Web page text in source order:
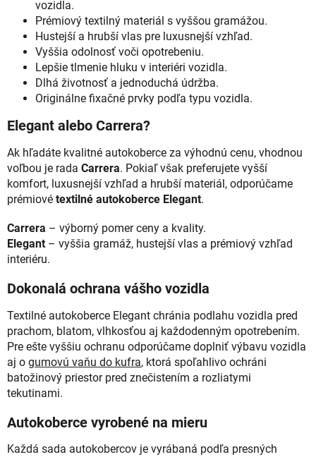
vozidla.
Prémiový textilný materiál s vyššou gramážou.
Hustejší a hrubší vlas pre luxusnejší vzhľad.
Vyššia odolnosť voči opotrebeniu.
Lepšie tlmenie hluku v interiéri vozidla.
Dlhá životnosť a jednoduchá údržba.
Originálne fixačné prvky podľa typu vozidla.
Elegant alebo Carrera?
Ak hľadáte kvalitné autokoberce za výhodnú cenu, vhodnou
voľbou je rada Carrera. Pokiaľ však preferujete vyšší
komfort, luxusnejší vzhľad a hrubší materiál, odporúčame
prémiové textilné autokoberce Elegant.
Carrera – výborný pomer ceny a kvality.
Elegant – vyššia gramáž, hustejší vlas a prémiový vzhľad
interiéru.
Dokonalá ochrana vášho vozidla
Textilné autokoberce Elegant chránia podlahu vozidla pred
prachom, blatom, vlhkosťou aj každodenným opotrebením.
Pre ešte vyššiu ochranu odporúčame doplniť výbavu vozidla
aj o gumovú vaňu do kufra, ktorá spoľahlivo ochráni
batožinový priestor pred znečistením a rozliatymi
tekutinami.
Autokoberce vyrobené na mieru
Každá sada autokobercov je vyrábaná podľa presných